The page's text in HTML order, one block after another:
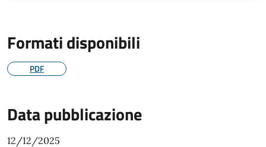
Formati disponibili
PDF
Data pubblicazione
12/12/2025